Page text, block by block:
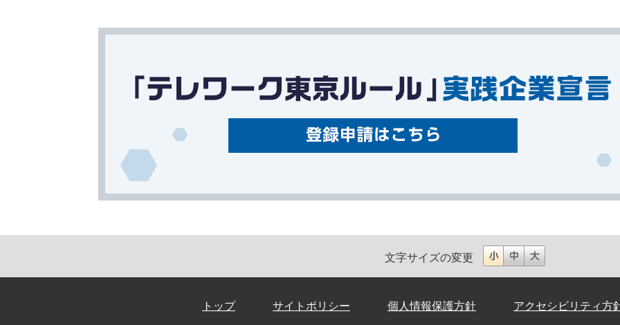
文字サイズの変更
トップ サイトポリシー 個人情報保護方針 アクセシビリティ方